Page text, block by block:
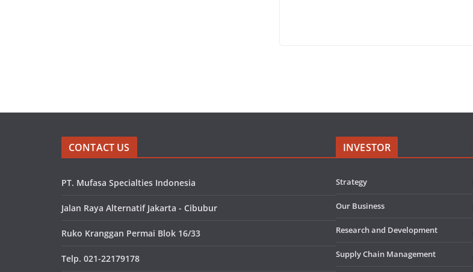
CONTACT US
PT. Mufasa Specialties Indonesia
Jalan Raya Alternatif Jakarta - Cibubur
Ruko Kranggan Permai Blok 16/33
Telp. 021-22179178
INVESTOR
Strategy
Our Business
Research and Development
Supply Chain Management